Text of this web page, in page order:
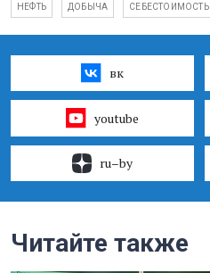
НЕФТЬ ДОБЫЧА СЕБЕСТОИМОСТЬ
вк
youtube
ru–by
Читайте также